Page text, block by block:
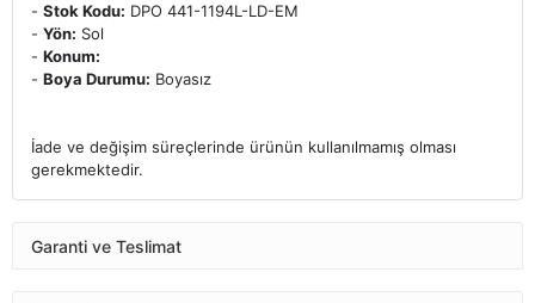
- Stok Kodu: DPO 441-1194L-LD-EM
- Yön: Sol
- Konum:
- Boya Durumu: Boyasız
İade ve değişim süreçlerinde ürünün kullanılmamış olması
gerekmektedir.
Garanti ve Teslimat